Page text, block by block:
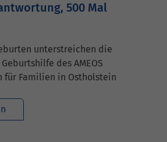
500 Mal
unterstreichen die
des AMEOS
für Familien in Ostholstein